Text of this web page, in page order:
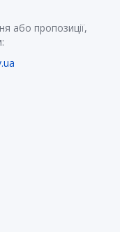
або пропозиції,